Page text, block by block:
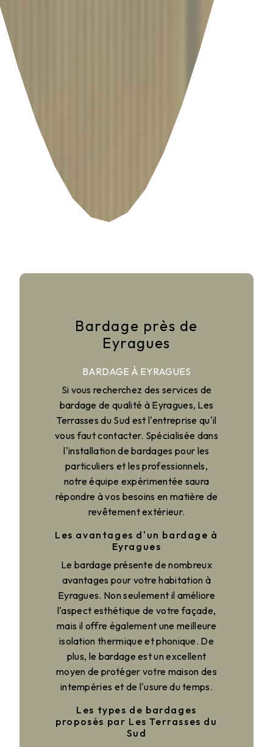
Bardage près de
Eyragues
BARDAGE À EYRAGUES
Si vous recherchez des services de
bardage de qualité à Eyragues, Les
Terrasses du Sud est l'entreprise qu'il
vous faut contacter. Spécialisée dans
l'installation de bardages pour les
particuliers et les professionnels,
notre équipe expérimentée saura
répondre à vos besoins en matière de
revêtement extérieur.
Les avantages d'un bardage à
Eyragues
Le bardage présente de nombreux
avantages pour votre habitation à
Eyragues. Non seulement il améliore
l'aspect esthétique de votre façade,
mais il offre également une meilleure
isolation thermique et phonique. De
plus, le bardage est un excellent
moyen de protéger votre maison des
intempéries et de l'usure du temps.
Les types de bardages
proposés par Les Terrasses du
Sud